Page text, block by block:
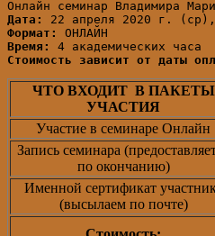
Дата:
Формат:
Время:
Стоимость зависит от даты
ЧТО ВХОДИТ В ПАКЕТЫ
УЧАСТИЯ
Участие в семинаре Онлайн
Запись семинара
по окончанию)
Именной сертификат
(высылаем по почте)